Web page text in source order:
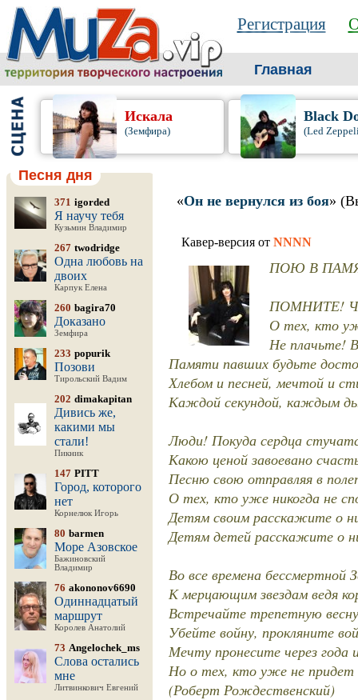
Регистрация
Главная
Искала
(Земфира)
Black
(Led
Песня дня
371 igorded
Я научу тебя
Кузьмин Владимир
267 twodridge
Одна любовь на
двоих
Карпук Елена
260 bagira70
Доказано
Земфира
233 popurik
Позови
Тирольский Вадим
202 dimakapitan
Дивись же,
какими мы
стали!
Пикник
147 PITT
Город, которого
нет
Корнелюк Игорь
80 barmen
Море Азовское
Бажиновский
Владимир
76 akononov6690
Одиннадцатый
маршрут
Королев Анатолий
73 Angelochek_ms
Слова остались
мне
Литвинкович Евгений
«Он не вернулся из боя»
Кавер-версия от NNNN
ПОЮ В
ПОМНИТЕ!
О тех, кто
Не плачьте!
Памяти павших будьте
Хлебом и песней, мечтой и
Каждой секундой, каждым
Люди! Покуда сердца
Какою ценой завоевано
Песню свою отправляя в
О тех, кто уже никогда не
Детям своим расскажите о
Детям детей расскажите о
Во все времена бессмертной
К мерцающим звездам ведя
Встречайте трепетную
Убейте войну, прокляните
Мечту пронесите через
Но о тех, кто уже не
(Роберт Рождественский)